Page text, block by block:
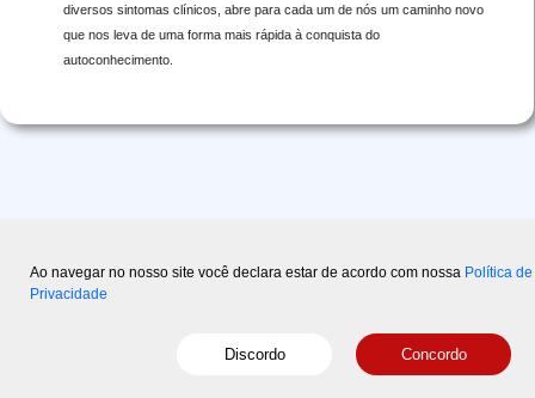
diversos sintomas clínicos, abre para cada um de nós um caminho novo
que nos leva de uma forma mais rápida à conquista do
autoconhecimento.
Ao navegar no nosso site você declara estar de acordo com nossa Política de
Privacidade